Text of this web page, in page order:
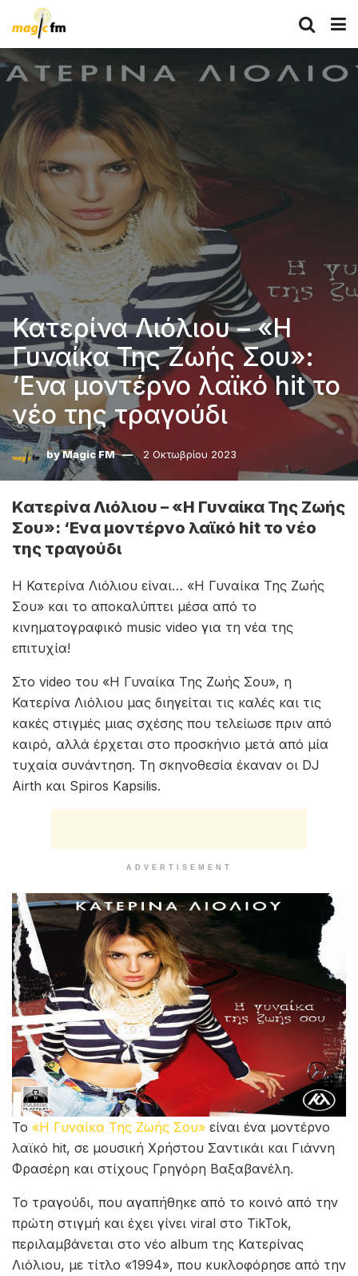
Κατερίνα Λιόλιου – «Η
Γυναίκα Της Ζωής Σου»:
‘Ενα μοντέρνο λαϊκό hit το
νέο της τραγούδι
byMagic FM 2 Οκτωβρίου 2023
Κατερίνα Λιόλιου – «Η Γυναίκα Της Ζωής
Σου»: ‘Ενα μοντέρνο λαϊκό hit το νέο
της τραγούδι
Η Κατερίνα Λιόλιου είναι… «Η Γυναίκα Της Ζωής
Σου» και το αποκαλύπτει μέσα από το
κινηματογραφικό music video για τη νέα της
επιτυχία!
Στο video του «Η Γυναίκα Της Ζωής Σου», η
Κατερίνα Λιόλιου μας διηγείται τις καλές και τις
κακές στιγμές μιας σχέσης που τελείωσε πριν από
καιρό, αλλά έρχεται στο προσκήνιο μετά από μία
τυχαία συνάντηση. Τη σκηνοθεσία έκαναν οι DJ
Airth και Spiros Kapsilis.
ADVERTISEMENT
Το «Η Γυναίκα Της Ζωής Σου» είναι ένα μοντέρνο
λαϊκό hit, σε μουσική Χρήστου Σαντικάι και Γιάννη
Φρασέρη και στίχους Γρηγόρη Βαξαβανέλη.
Το τραγούδι, που αγαπήθηκε από το κοινό από την
πρώτη στιγμή και έχει γίνει viral στο TikTok,
περιλαμβάνεται στο νέο album της Κατερίνας
Λιόλιου, με τίτλο «1994», που κυκλοφόρησε από την